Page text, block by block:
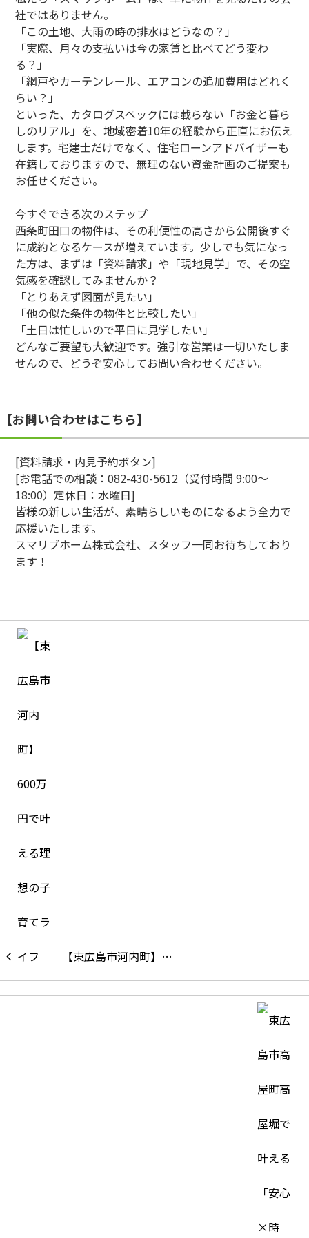
社ではありません。
「この土地、大雨の時の排水はどうなの？」
「実際、月々の支払いは今の家賃と比べてどう変わ
る？」
「網戸やカーテンレール、エアコンの追加費用はどれく
らい？」
といった、カタログスペックには載らない「お金と暮ら
しのリアル」を、地域密着10年の経験から正直にお伝え
します。宅建士だけでなく、住宅ローンアドバイザーも
在籍しておりますので、無理のない資金計画のご提案も
お任せください。
今すぐできる次のステップ
西条町田口の物件は、その利便性の高さから公開後すぐ
に成約となるケースが増えています。少しでも気になっ
た方は、まずは「資料請求」や「現地見学」で、その空
気感を確認してみませんか？
「とりあえず図面が見たい」
「他の似た条件の物件と比較したい」
「土日は忙しいので平日に見学したい」
どんなご要望も大歓迎です。強引な営業は一切いたしま
せんので、どうぞ安心してお問い合わせください。
【お問い合わせはこちら】
[資料請求・内見予約ボタン]
[お電話での相談：082-430-5612（受付時間 9:00〜
18:00）定休日：水曜日]
皆様の新しい生活が、素晴らしいものになるよう全力で
応援いたします。
スマリブホーム株式会社、スタッフ一同お待ちしており
ます！
【東広島市河内町】…